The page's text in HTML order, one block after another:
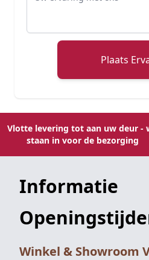
Plaats
Vlotte levering tot aan uw deur -
staan in voor de bezorging
Informatie
Winkel & Showroom